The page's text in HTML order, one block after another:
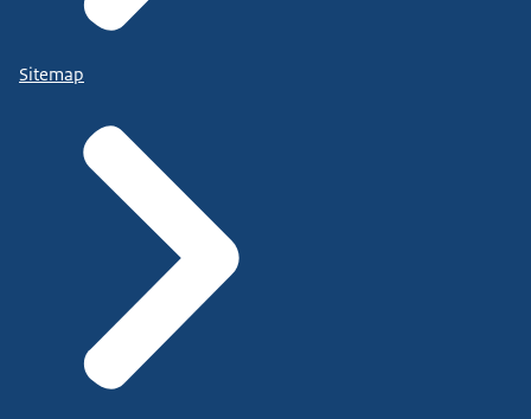
Sitemap